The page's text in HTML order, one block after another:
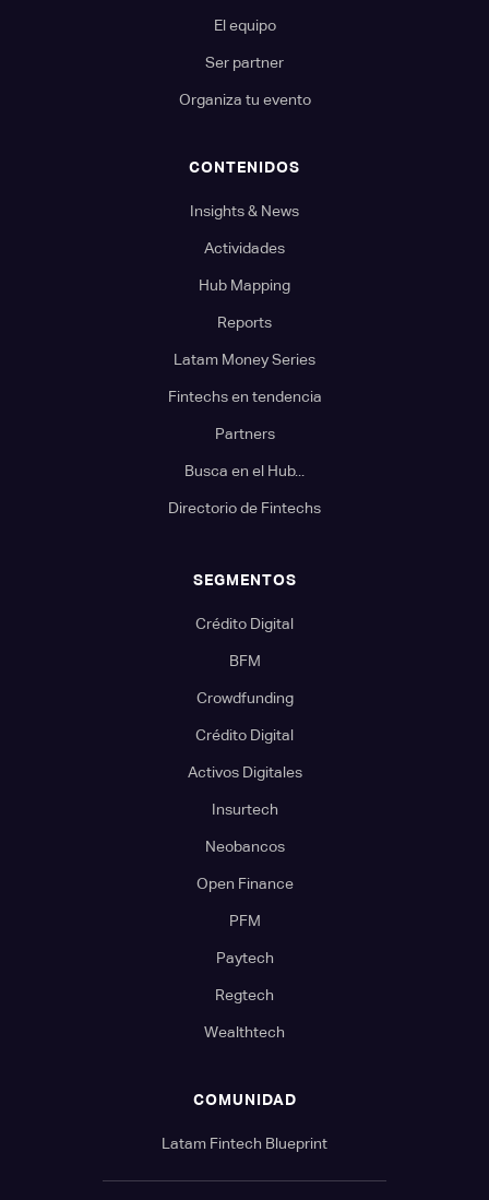
El equipo
Ser partner
Organiza tu evento
CONTENIDOS
Insights & News
Actividades
Hub Mapping
Reports
Latam Money Series
Fintechs en tendencia
Partners
Busca en el Hub...
Directorio de Fintechs
SEGMENTOS
Crédito Digital
BFM
Crowdfunding
Crédito Digital
Activos Digitales
Insurtech
Neobancos
Open Finance
PFM
Paytech
Regtech
Wealthtech
COMUNIDAD
Latam Fintech Blueprint